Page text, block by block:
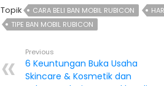
Topik CARA BELI BAN MOBIL RUBICON
TIPE BAN MOBIL RUBICON
Previous
6 Keuntungan Buka Usaha
Skincare & Kosmetik dan